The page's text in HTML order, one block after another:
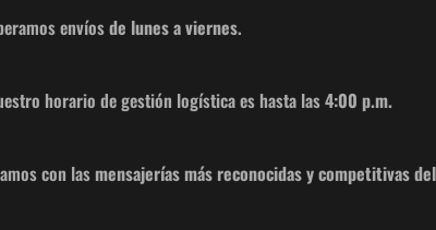
envíosde lunes a viernes.
horario de gestión logística es hasta las4:00 p.m.
con lasmensajerías más reconocidas y competitivas